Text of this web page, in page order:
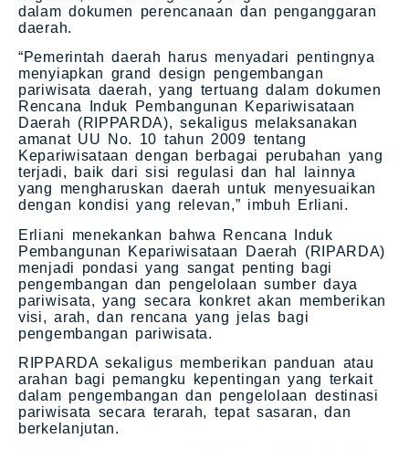
dalam dokumen perencanaan dan penganggaran
daerah.
“Pemerintah daerah harus menyadari pentingnya
menyiapkan grand design pengembangan
pariwisata daerah, yang tertuang dalam dokumen
Rencana Induk Pembangunan Kepariwisataan
Daerah (RIPPARDA), sekaligus melaksanakan
amanat UU No. 10 tahun 2009 tentang
Kepariwisataan dengan berbagai perubahan yang
terjadi, baik dari sisi regulasi dan hal lainnya
yang mengharuskan daerah untuk menyesuaikan
dengan kondisi yang relevan,” imbuh Erliani.
Erliani menekankan bahwa Rencana Induk
Pembangunan Kepariwisataan Daerah (RIPARDA)
menjadi pondasi yang sangat penting bagi
pengembangan dan pengelolaan sumber daya
pariwisata, yang secara konkret akan memberikan
visi, arah, dan rencana yang jelas bagi
pengembangan pariwisata.
RIPPARDA sekaligus memberikan panduan atau
arahan bagi pemangku kepentingan yang terkait
dalam pengembangan dan pengelolaan destinasi
pariwisata secara terarah, tepat sasaran, dan
berkelanjutan.